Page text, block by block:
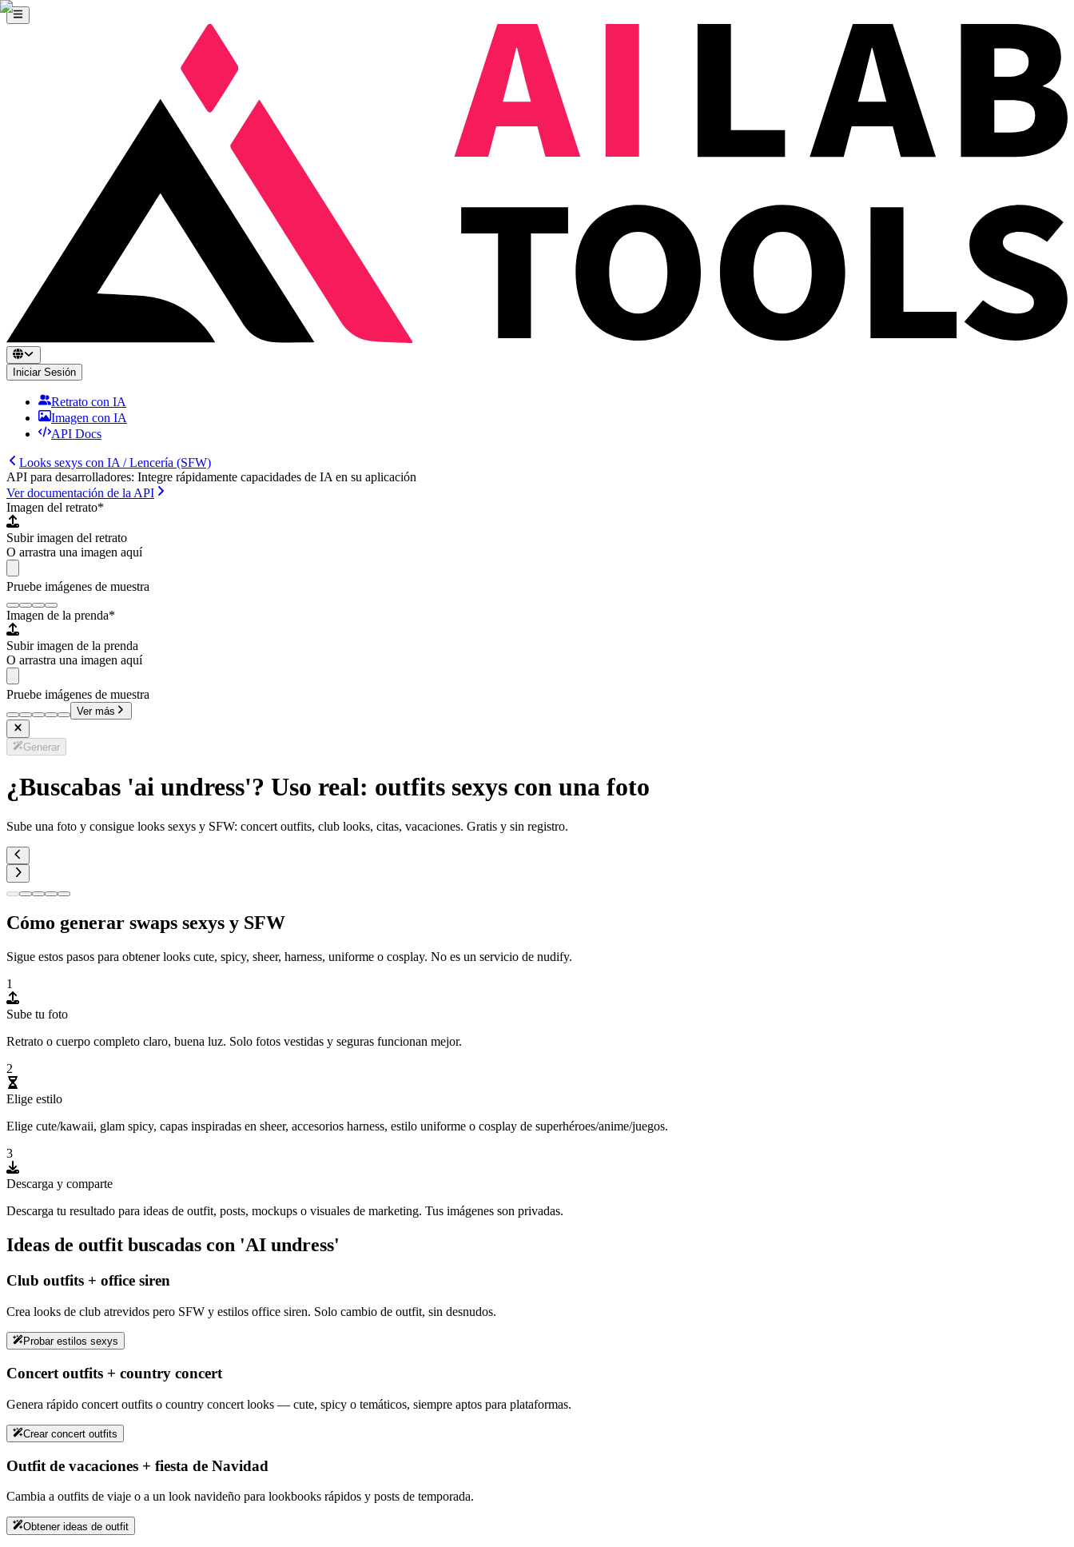
Iniciar Sesión
Retrato con IA
Imagen con IA
API Docs
Looks sexys con IA / Lencería (SFW)
API para desarrolladores: Integre rápidamente capacidades de IA en su aplicación
Ver documentación de la API
Imagen del retrato*
Subir imagen del retrato
O arrastra una imagen aquí
Pruebe imágenes de muestra
Imagen de la prenda*
Subir imagen de la prenda
O arrastra una imagen aquí
Pruebe imágenes de muestra
Ver más
Generar
¿Buscabas 'ai undress'? Uso real: outfits sexys con una foto
Sube una foto y consigue looks sexys y SFW: concert outfits, club looks, citas, vacaciones. Gratis y sin registro.
Cómo generar swaps sexys y SFW
Sigue estos pasos para obtener looks cute, spicy, sheer, harness, uniforme o cosplay. No es un servicio de nudify.
1
Sube tu foto
Retrato o cuerpo completo claro, buena luz. Solo fotos vestidas y seguras funcionan mejor.
2
Elige estilo
Elige cute/kawaii, glam spicy, capas inspiradas en sheer, accesorios harness, estilo uniforme o cosplay de superhéroes/anime/juegos.
3
Descarga y comparte
Descarga tu resultado para ideas de outfit, posts, mockups o visuales de marketing. Tus imágenes son privadas.
Ideas de outfit buscadas con 'AI undress'
Club outfits + office siren
Crea looks de club atrevidos pero SFW y estilos office siren. Solo cambio de outfit, sin desnudos.
Probar estilos sexys
Concert outfits + country concert
Genera rápido concert outfits o country concert looks — cute, spicy o temáticos, siempre aptos para plataformas.
Crear concert outfits
Outfit de vacaciones + fiesta de Navidad
Cambia a outfits de viaje o a un look navideño para lookbooks rápidos y posts de temporada.
Obtener ideas de outfit